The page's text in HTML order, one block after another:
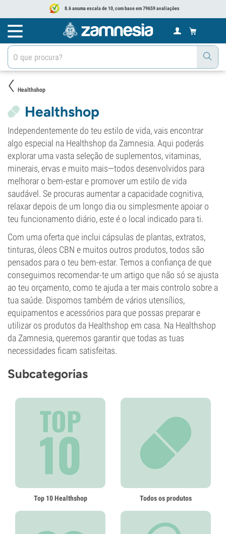
8.6 anuma escala de 10, com base em 79659 avaliações
Healthshop
Healthshop
Independentemente do teu estilo de vida, vais encontrar
algo especial na Healthshop da Zamnesia. Aqui poderás
explorar uma vasta seleção de suplementos, vitaminas,
minerais, ervas e muito mais—todos desenvolvidos para
melhorar o bem-estar e promover um estilo de vida
saudável. Se procuras aumentar a capacidade cognitiva,
relaxar depois de um longo dia ou simplesmente apoiar o
teu funcionamento diário, este é o local indicado para ti.
Com uma oferta que inclui cápsulas de plantas, extratos,
tinturas, óleos CBN e muitos outros produtos, todos são
pensados para o teu bem-estar. Temos a confiança de que
conseguimos recomendar-te um artigo que não só se ajusta
ao teu orçamento, como te ajuda a ter mais controlo sobre a
tua saúde. Dispomos também de vários utensílios,
equipamentos e acessórios para que possas preparar e
utilizar os produtos da Healthshop em casa. Na Healthshop
da Zamnesia, queremos garantir que todas as tuas
necessidades ficam satisfeitas.
Subcategorias
Top 10 Healthshop Todos os produtos